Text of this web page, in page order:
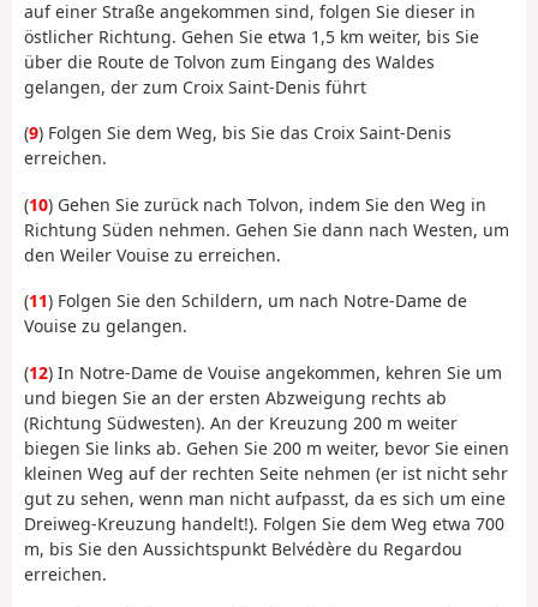
auf einer Straße angekommen sind, folgen Sie dieser in
östlicher Richtung. Gehen Sie etwa 1,5 km weiter, bis Sie
über die Route de Tolvon zum Eingang des Waldes
gelangen, der zum Croix Saint-Denis führt
(9) Folgen Sie dem Weg, bis Sie das Croix Saint-Denis
erreichen.
(10) Gehen Sie zurück nach Tolvon, indem Sie den Weg in
Richtung Süden nehmen. Gehen Sie dann nach Westen, um
den Weiler Vouise zu erreichen.
(11) Folgen Sie den Schildern, um nach Notre-Dame de
Vouise zu gelangen.
(12) In Notre-Dame de Vouise angekommen, kehren Sie um
und biegen Sie an der ersten Abzweigung rechts ab
(Richtung Südwesten). An der Kreuzung 200 m weiter
biegen Sie links ab. Gehen Sie 200 m weiter, bevor Sie einen
kleinen Weg auf der rechten Seite nehmen (er ist nicht sehr
gut zu sehen, wenn man nicht aufpasst, da es sich um eine
Dreiweg-Kreuzung handelt!). Folgen Sie dem Weg etwa 700
m, bis Sie den Aussichtspunkt Belvédère du Regardou
erreichen.